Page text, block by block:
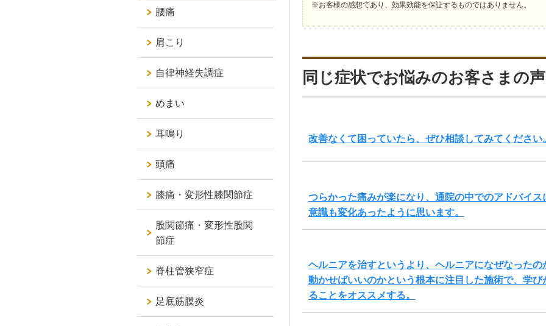
※お客様の感想であり、効果効能を保証するものではありません。
同じ症状でお悩みのお客さまの声
改善なくて困っていたら、ぜひ相談してみてください
つらかった痛みが楽になり、通院の中でのアドバイス
意識も変化あったように思います。
ヘルニアを治すというより、ヘルニアになぜなったの
動かせばいいのかという根本に注目した施術で、学び
ることをオススメする。
腰痛
肩こり
自律神経失調症
めまい
耳鳴り
頭痛
膝痛・変形性膝関節症
股関節痛・変形性股関
節症
脊柱管狭窄症
足底筋膜炎